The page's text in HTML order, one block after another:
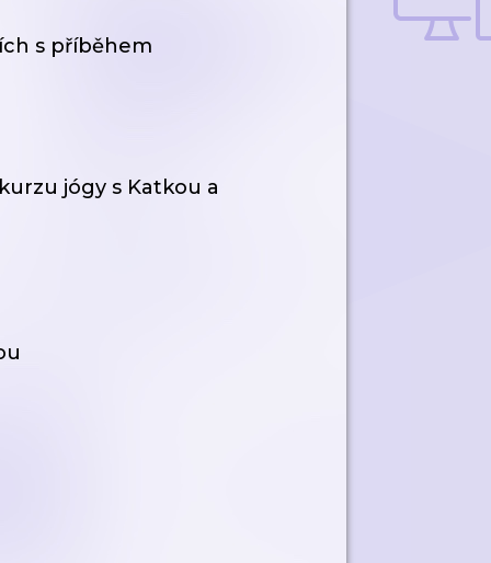
s příběhem
jógy s Katkou a